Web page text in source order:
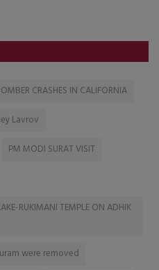
CRASHES IN CALIFORNIA
Lavrov
PM MODI SURAT VISIT
RUKIMANI TEMPLE ON ADHIK
were removed